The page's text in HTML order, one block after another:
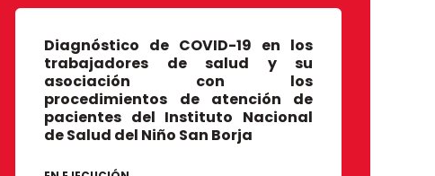
Diagnóstico de COVID-19 en los
trabajadores de salud y su
asociación con los
procedimientos de atención de
pacientes del Instituto Nacional
de Salud del Niño San Borja